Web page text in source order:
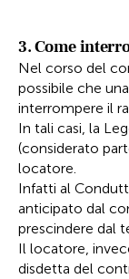
3. Come
Nel corso del
possibile che
interrompere il
In tali casi, la
(considerato
locatore.
Infatti al
anticipato dal
prescindere dal
Il locatore,
disdetta del